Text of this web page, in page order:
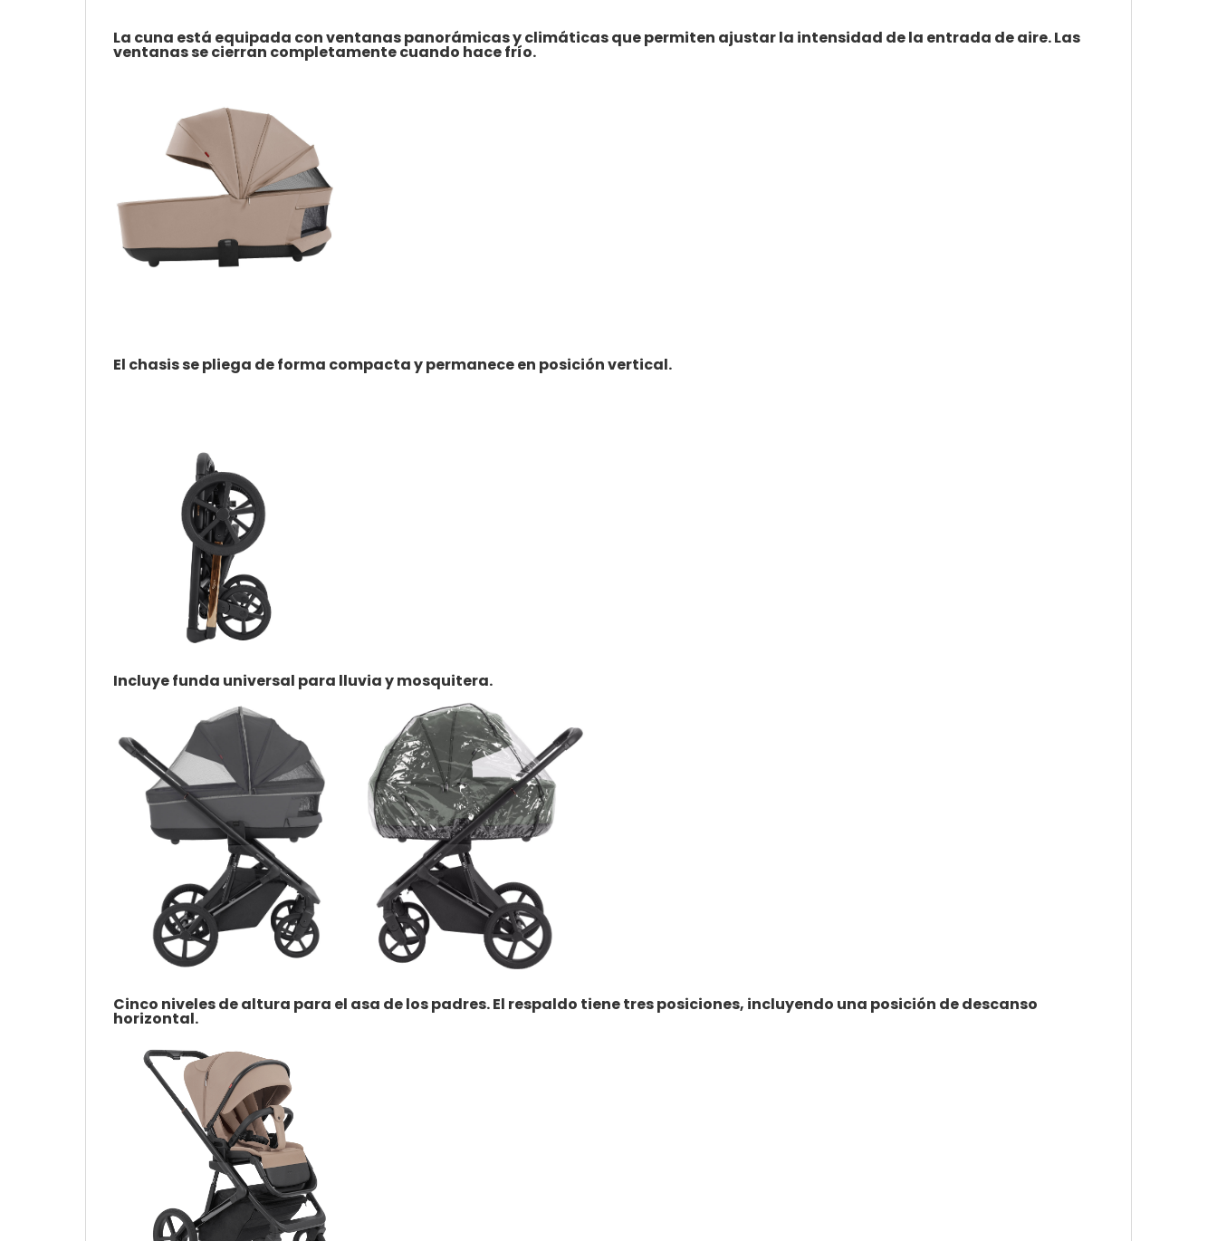
La cuna está equipada con ventanas panorámicas y climáticas que permiten ajustar la intensidad de la entrada de aire. Las
ventanas se cierran completamente cuando hace frío.
El chasis se pliega de forma compacta y permanece en posición vertical.
Incluye funda universal para lluvia y mosquitera.
Cinco niveles de altura para el asa de los padres. El respaldo tiene tres posiciones, incluyendo una posición de descanso
horizontal.